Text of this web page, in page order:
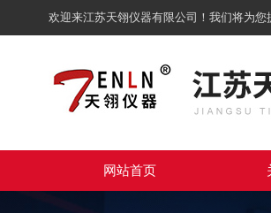
欢迎来江苏天翎仪器有限公司！我们将为您
网站首页